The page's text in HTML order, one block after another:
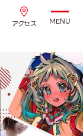
アクセス MENU